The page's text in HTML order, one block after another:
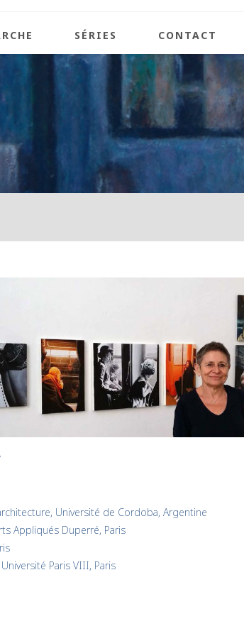
SÉRIES CONTACT
Université de Cordoba, Argentine
Appliqués Duperré, Paris
Paris VIII, Paris